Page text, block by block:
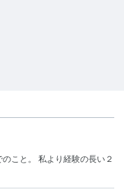
こと。 私より経験の長い２